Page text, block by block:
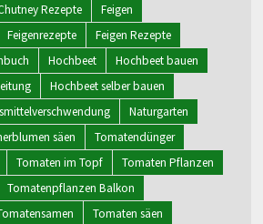
Rezepte
Feigen
Feigenrezepte
Feigen Rezepte
Hochbeet
Hochbeet bauen
Hochbeet selber bauen
Naturgarten
säen
Tomatendünger
Tomaten im Topf
Tomaten Pflanzen
Tomatenpflanzen Balkon
Tomaten säen